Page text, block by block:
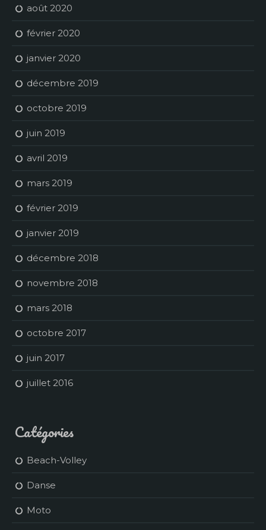
août 2020
février 2020
janvier 2020
décembre 2019
octobre 2019
juin 2019
avril 2019
mars 2019
février 2019
janvier 2019
décembre 2018
novembre 2018
mars 2018
octobre 2017
juin 2017
juillet 2016
Catégories
Beach-Volley
Danse
Moto